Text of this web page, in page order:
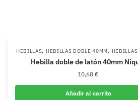
HEBILLAS, HEBILLAS DOBLE 40MM,
Hebilla doble de latón 40mm
10,68 €
Añadir al carrito